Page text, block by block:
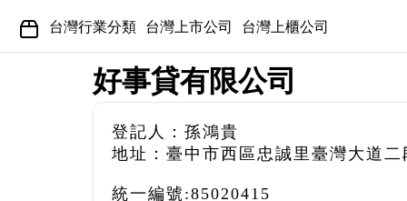
台灣行業分類 台灣上市公司 台灣上櫃公司
好事貸有限公司
登記人：孫鴻貴
地址：臺中市西區忠誠里臺灣大道二
統一編號:85020415